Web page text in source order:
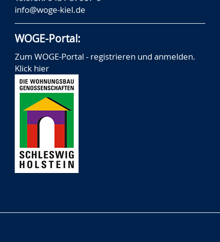
info@woge-kiel.de
WOGE-Portal:
Zum WOGE-Portal - registrieren und anmelden.
Klick hier